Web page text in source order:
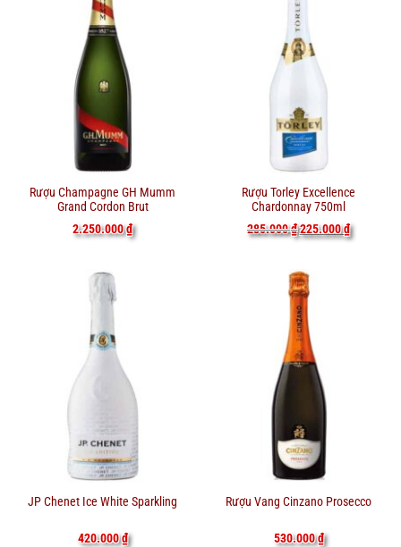
Rượu Champagne GH Mumm
Grand Cordon Brut
2.250.000₫
Rượu Torley Excellence
Chardonnay 750ml
285.000₫Giá
gốc
225.000₫Giá
hiện
JP Chenet Ice White Sparkling
420.000₫
Rượu Vang Cinzano Prosecco
530.000₫